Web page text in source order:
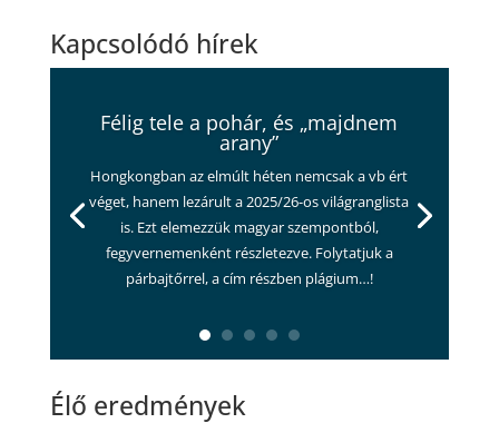
Kapcsolódó hírek
Félig tele a pohár, és „majdnem
arany”
Hongkongban az elmúlt héten nemcsak a vb ért
véget, hanem lezárult a 2025/26-os világranglista
is. Ezt elemezzük magyar szempontból,
fegyvernemenként részletezve. Folytatjuk a
párbajtőrrel, a cím részben plágium…!
Élő eredmények